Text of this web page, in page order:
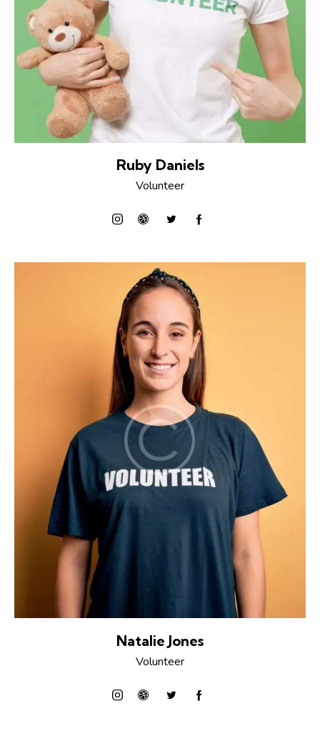
Ruby Daniels
Volunteer
Natalie Jones
Volunteer